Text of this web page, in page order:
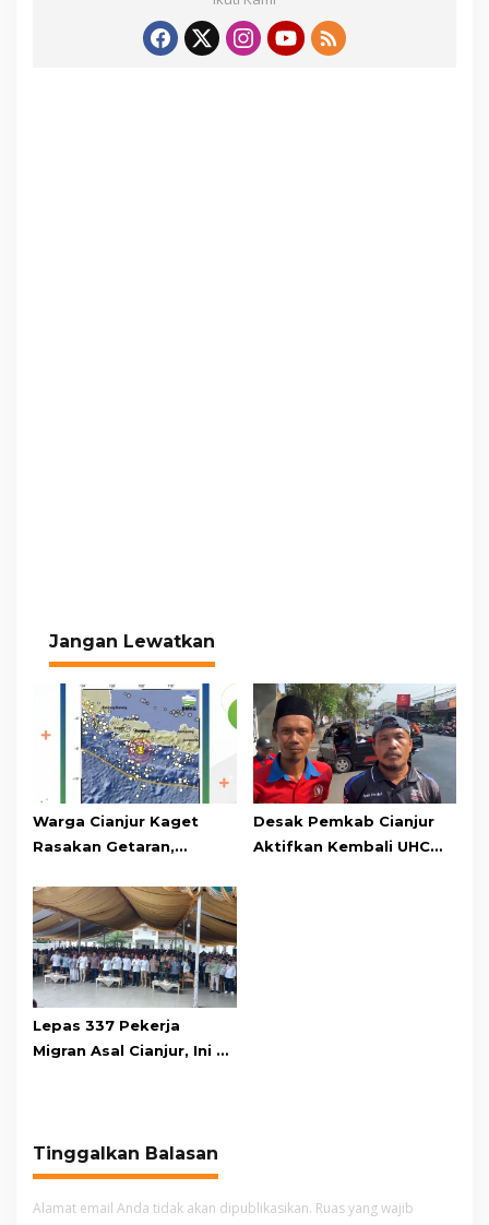
Jangan Lewatkan
Warga Cianjur Kaget
Rasakan Getaran,
Berpusat di
Pangandaran
Desak Pemkab Cianjur
Aktifkan Kembali UHC
Lepas 337 Pekerja
Migran Asal Cianjur, Ini 3
Tinggalkan Balasan
Alamat email Anda tidak akan dipublikasikan. Ruas yang wajib